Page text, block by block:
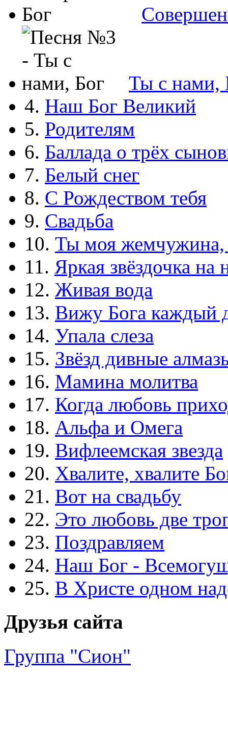
Ты с нами,
4. Наш Бог Великий
5. Родителям
6. Баллада о трёх
7. Белый снег
8. С Рождеством тебя
9. Свадьба
10. Ты моя жемчужина,
11. Яркая звёздочка на
12. Живая вода
13. Вижу Бога каждый
14. Упала слеза
15. Звёзд дивные
16. Мамина молитва
17. Когда любовь
18. Альфа и Омега
19. Вифлеемская звезда
20. Хвалите, хвалите
21. Вот на свадьбу
22. Это любовь две
23. Поздравляем
24. Наш Бог -
25. В Христе одном
Друзья сайта
Группа "Сион"